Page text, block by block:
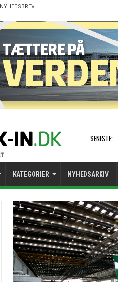
NYHEDSBREV
SENESTE:
KATEGORIER NYHEDSARKIV